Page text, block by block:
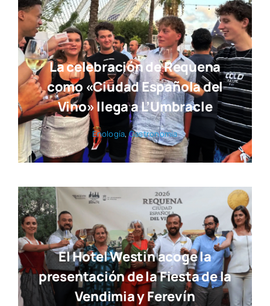
La celebración de Requena
como «Ciudad Española del
Vino» llega a L’Umbracle
Eno­lo­gía,Gas­tro­no­mía
El Hotel Westin acoge la
presentación de la Fiesta de la
Vendimia y Ferevín